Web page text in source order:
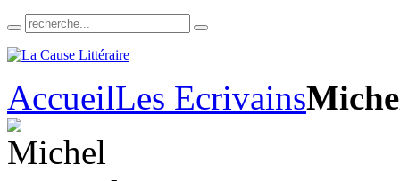
AccueilLes Ecrivains